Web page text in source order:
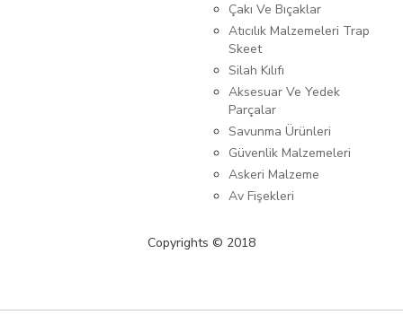
Çakı Ve Bıçaklar
Atıcılık Malzemeleri Trap
Skeet
Silah Kılıfı
Aksesuar Ve Yedek
Parçalar
Savunma Ürünleri
Güvenlik Malzemeleri
Askeri Malzeme
Av Fişekleri
Copyrights © 2018